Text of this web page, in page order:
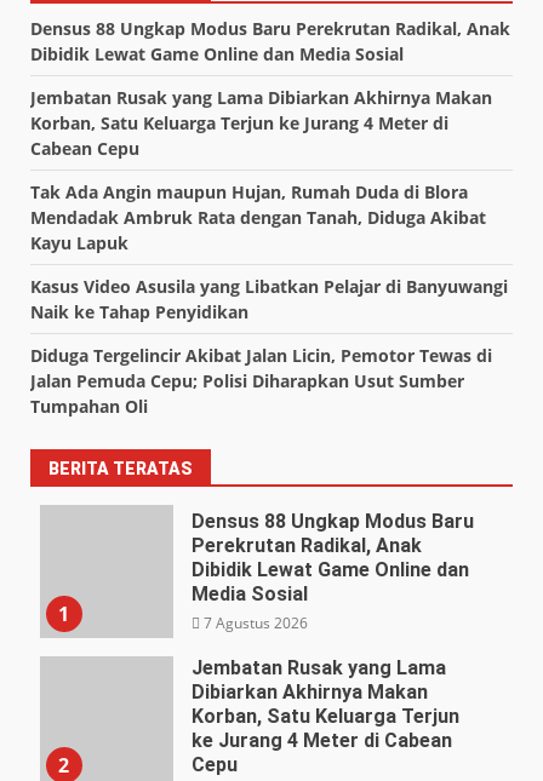
Densus 88 Ungkap Modus Baru Perekrutan Radikal, Anak
Dibidik Lewat Game Online dan Media Sosial
Jembatan Rusak yang Lama Dibiarkan Akhirnya Makan
Korban, Satu Keluarga Terjun ke Jurang 4 Meter di
Cabean Cepu
Tak Ada Angin maupun Hujan, Rumah Duda di Blora
Mendadak Ambruk Rata dengan Tanah, Diduga Akibat
Kayu Lapuk
Kasus Video Asusila yang Libatkan Pelajar di Banyuwangi
Naik ke Tahap Penyidikan
Diduga Tergelincir Akibat Jalan Licin, Pemotor Tewas di
Jalan Pemuda Cepu; Polisi Diharapkan Usut Sumber
Tumpahan Oli
BERITA TERATAS
1
Densus 88 Ungkap Modus Baru
Perekrutan Radikal, Anak
Dibidik Lewat Game Online dan
Media Sosial
7 Agustus 2026
2
Jembatan Rusak yang Lama
Dibiarkan Akhirnya Makan
Korban, Satu Keluarga Terjun
ke Jurang 4 Meter di Cabean
Cepu